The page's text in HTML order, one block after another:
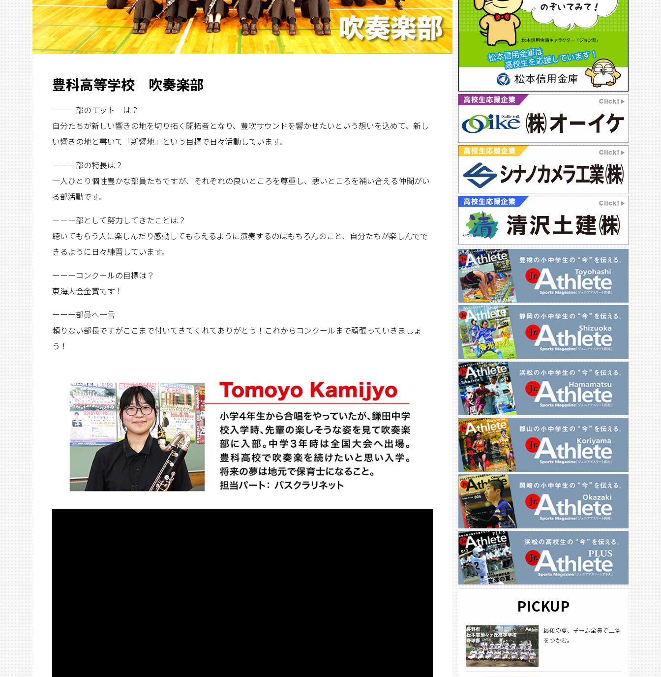
豊科高等学校 吹奏楽部
ーーー部のモットーは？
自分たちが新しい響きの地を切り拓く開拓者となり、豊吹サウンドを響かせたいという想いを込めて、新し
い響きの地と書いて「新響地」という目標で日々活動しています。
ーーー部の特長は？
一人ひとり個性豊かな部員たちですが、それぞれの良いところを尊重し、悪いところを補い合える仲間がい
る部活動です。
ーーー部として努力してきたことは？
聴いてもらう人に楽しんだり感動してもらえるように演奏するのはもちろんのこと、自分たちが楽しんでで
きるように日々練習しています。
ーーーコンクールの目標は？
東海大会金賞です！
ーーー部員へ一言
頼りない部長ですがここまで付いてきてくれてありがとう！これからコンクールまで頑張っていきましょ
う！
PICKUP
最後の夏、チーム全員で二勝
をつかむ。